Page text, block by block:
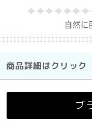
商品詳細はクリック
ブ